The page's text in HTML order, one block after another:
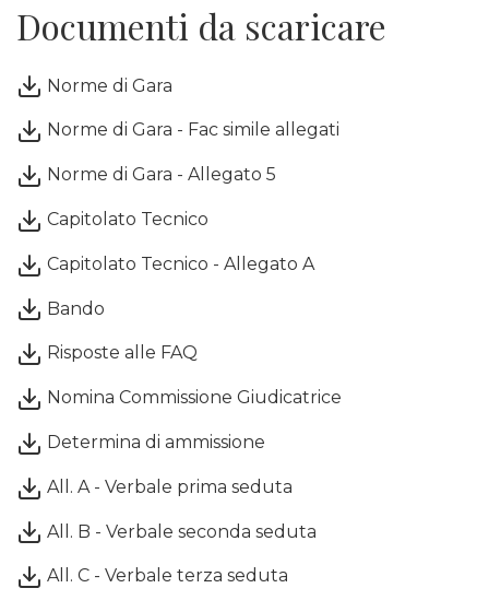
Documenti da scaricare
Norme di Gara
Norme di Gara - Fac simile allegati
Norme di Gara - Allegato 5
Capitolato Tecnico
Capitolato Tecnico - Allegato A
Bando
Risposte alle FAQ
Nomina Commissione Giudicatrice
Determina di ammissione
All. A - Verbale prima seduta
All. B - Verbale seconda seduta
All. C - Verbale terza seduta